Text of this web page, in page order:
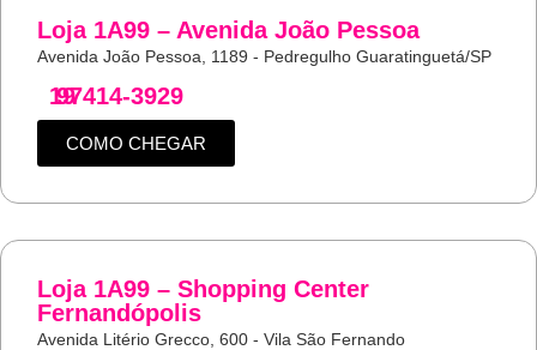
Loja 1A99 – Avenida João Pessoa
Avenida João Pessoa, 1189 - Pedregulho Guaratinguetá/SP
19
97414-3929
COMO CHEGAR
Loja 1A99 – Shopping Center
Fernandópolis
Avenida Litério Grecco, 600 - Vila São Fernando